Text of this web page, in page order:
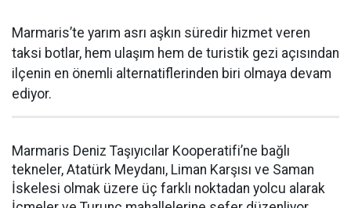
Marmaris’te yarım asrı aşkın süredir hizmet veren
taksi botlar, hem ulaşım hem de turistik gezi açısından
ilçenin en önemli alternatiflerinden biri olmaya devam
ediyor.
Marmaris Deniz Taşıyıcılar Kooperatifi’ne bağlı
tekneler, Atatürk Meydanı, Liman Karşısı ve Saman
İskelesi olmak üzere üç farklı noktadan yolcu alarak